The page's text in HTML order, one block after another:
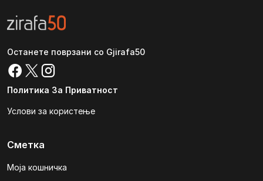
Останете поврзани со Gjirafa50
Политика За Приватност
Услови за користење
Сметка
Моја кошничка